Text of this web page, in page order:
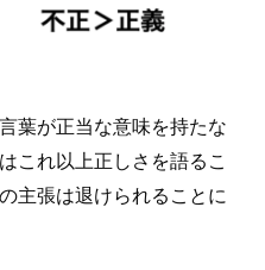
葉が正当な意味を持たな
これ以上正しさを語るこ
主張は退けられることに